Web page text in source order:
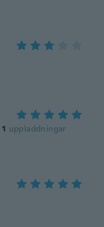
1 uppladdningar